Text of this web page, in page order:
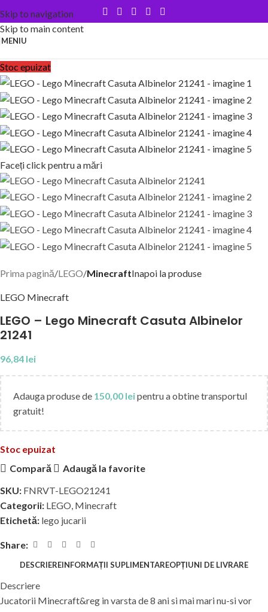
Skip to navigation
Skip to main content
MENIU
Stoc epuizat
Faceți click pentru a mări
Prima pagină LEGO MinecraftInapoi la produse
LEGO Minecraft
LEGO – Lego Minecraft Casuta Albinelor
21241
96,84 lei
Adauga produse de 150,00 leipentru a obtine transportul
gratuit!
Stoc epuizat
Compară
Adaugă la favorite
SKU: FNRVT-LEGO21241
Categorii: LEGO Minecraft
Etichetă: lego jucarii
Share:
DESCRIEREINFORMAȚII SUPLIMENTAREOPȚIUNI DE LIVRARE
Descriere
Jucatorii Minecraft&reg in varsta de 8 ani si mai mari nu-si vor